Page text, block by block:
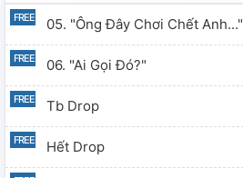
05. "Ông Đây Chơi Chết Anh..."
06. "Ai Gọi Đó?"
Tb Drop
Hết Drop